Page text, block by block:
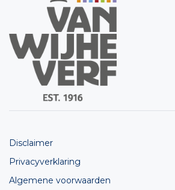
Disclaimer
Privacyverklaring
Algemene voorwaarden